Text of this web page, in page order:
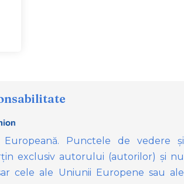
Punctele de vedere și
exclusiv autorului (autorilor) și nu
cele ale Uniunii Europene sau ale